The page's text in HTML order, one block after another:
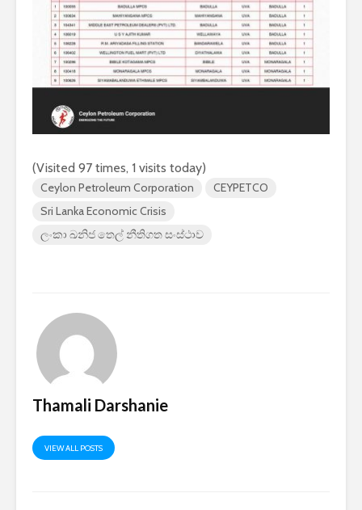
(Visited 97 times, 1 visits today)
Ceylon Petroleum Corporation
CEYPETCO
Sri Lanka Economic Crisis
ලංකා ඛනිජ තෙල් නීතිගත සංස්ථාව
Thamali Darshanie
VIEW ALL POSTS